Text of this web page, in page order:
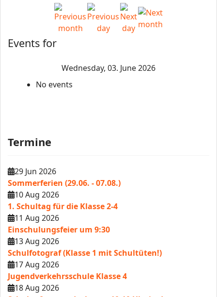
Events for
Wednesday, 03. June 2026
No events
Termine
29 Jun 2026
Sommerferien (29.06. - 07.08.)
10 Aug 2026
1. Schultag für die Klasse 2-4
11 Aug 2026
Einschulungsfeier um 9:30
13 Aug 2026
Schulfotograf (Klasse 1 mit Schultüten!)
17 Aug 2026
Jugendverkehrsschule Klasse 4
18 Aug 2026